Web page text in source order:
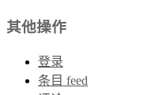
其他操作
登录
条目 feed